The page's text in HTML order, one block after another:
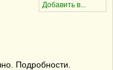
Подробности.